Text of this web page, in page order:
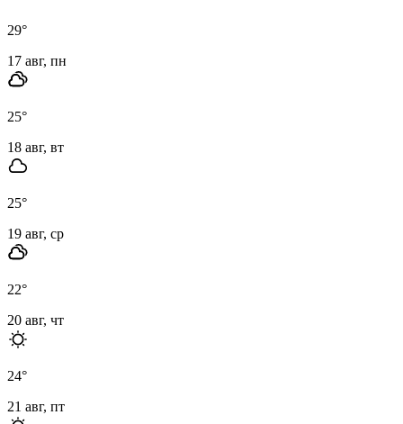
29°
17 авг, пн
25°
18 авг, вт
25°
19 авг, ср
22°
20 авг, чт
24°
21 авг, пт